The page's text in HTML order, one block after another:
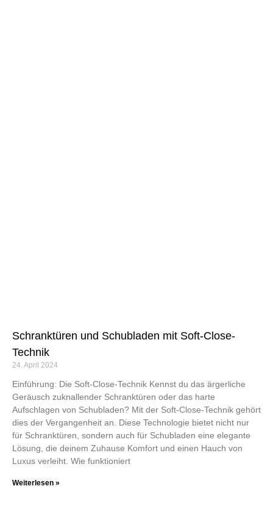
Schranktüren und Schubladen mit Soft-Close-
Technik
24. April 2024
Einführung: Die Soft-Close-Technik Kennst du das ärgerliche
Geräusch zuknallender Schranktüren oder das harte
Aufschlagen von Schubladen? Mit der Soft-Close-Technik gehört
dies der Vergangenheit an. Diese Technologie bietet nicht nur
für Schranktüren, sondern auch für Schubladen eine elegante
Lösung, die deinem Zuhause Komfort und einen Hauch von
Luxus verleiht. Wie funktioniert
Weiterlesen »